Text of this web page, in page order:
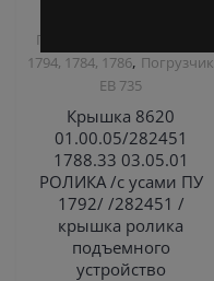
Погрузчик ДВ 1792, 1788,
1794, 1784, 1786, Погрузчик
ЕВ 735
Крышка 8620
01.00.05/282451
1788.33 03.05.01
РОЛИКА /с усами ПУ
1792/ /282451 /
крышка ролика
подъемного
устройство